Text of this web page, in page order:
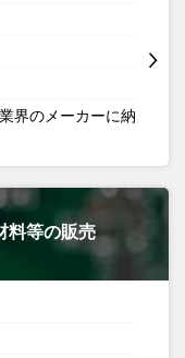
界のメーカーに納
料等の販売